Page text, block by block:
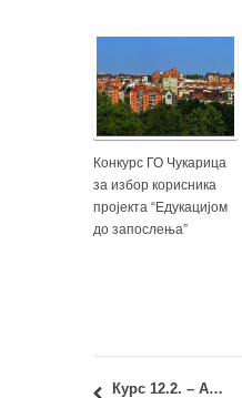
Конкурс ГО Чукарица
за избор корисника
пројекта “Едукацијом
до запослења”
Курс 12.2. – Архитектонска физика: Јунски испитни рок – Оцене, записници и враћање радова